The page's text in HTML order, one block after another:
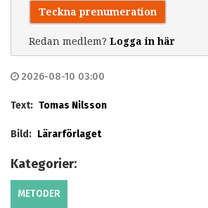
Teckna prenumeration
Redan medlem? Logga in här
2026-08-10 03:00
Text: Tomas Nilsson
Bild: Lärarförlaget
Kategorier:
METODER